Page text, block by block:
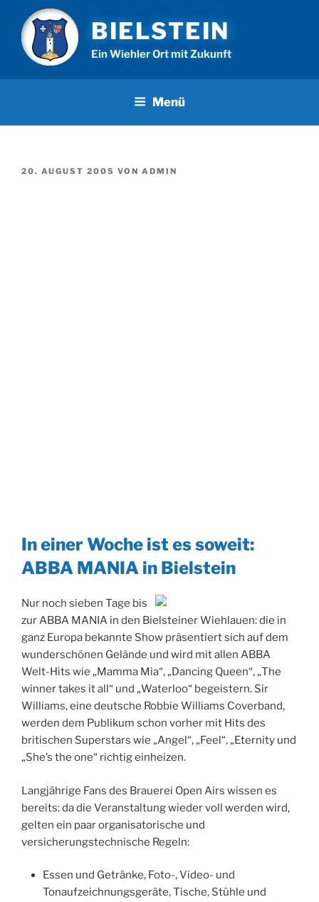
Inhalt
springen
BIELSTEIN
Ein Wiehler Ort mit Zukunft
Menü
VERÖFFENTLICHT
20. AUGUST 2005 VON ADMIN
In einer Woche ist es soweit:
ABBA MANIA in Bielstein
Nur noch sieben Tage bis
zur ABBA MANIA in den Bielsteiner Wiehlauen: die in
ganz Europa bekannte Show präsentiert sich auf dem
wunderschönen Gelände und wird mit allen ABBA
Welt-Hits wie „Mamma Mia“, „Dancing Queen“, „The
winner takes it all“ und „Waterloo“ begeistern. Sir
Williams, eine deutsche Robbie Williams Coverband,
werden dem Publikum schon vorher mit Hits des
britischen Superstars wie „Angel“, „Feel“, „Eternity und
„She’s the one“ richtig einheizen.
Langjährige Fans des Brauerei Open Airs wissen es
bereits: da die Veranstaltung wieder voll werden wird,
gelten ein paar organisatorische und
versicherungstechnische Regeln:
Essen und Getränke, Foto-, Video- und
Tonaufzeichnungsgeräte, Tische, Stühle und